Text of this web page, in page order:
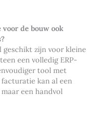
de bouw ook
geschikt zijn voor kleine
een volledig ERP-
tool met
kan al een
een handvol